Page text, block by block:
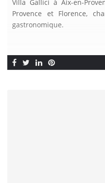
Villa Gallici à Aix-en-
Provence et Florence,
gastronomique.